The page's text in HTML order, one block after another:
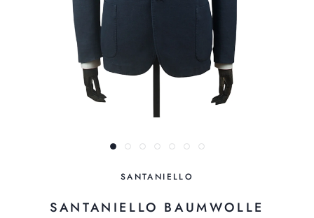
SANTANIELLO
SANTANIELLO BAUMWOLLE